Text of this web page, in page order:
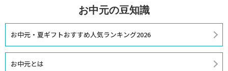
お中元の豆知識
お中元・夏ギフトおすすめ人気ランキング2026
お中元とは